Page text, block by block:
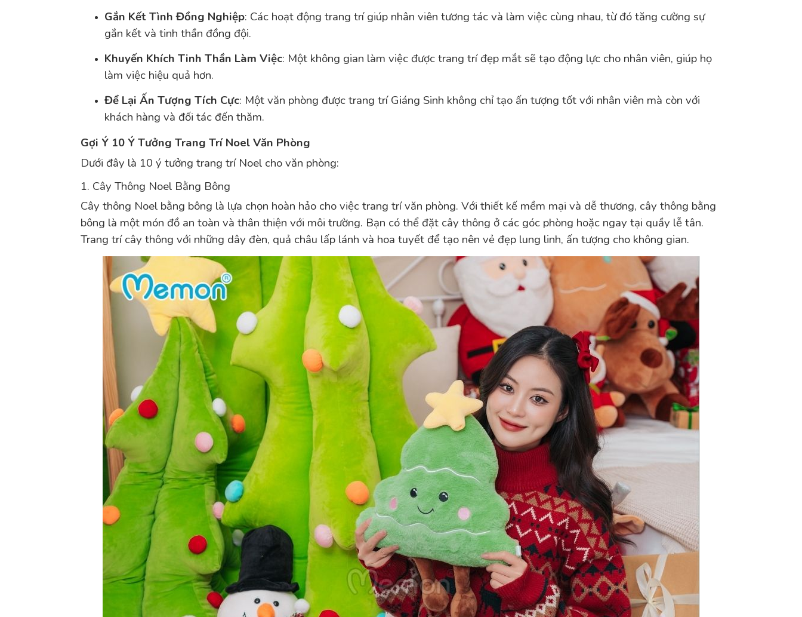
Gắn Kết Tình Đồng Nghiệp: Các hoạt động trang trí giúp nhân viên tương tác và làm việc cùng nhau, từ đó tăng cường sự
gắn kết và tinh thần đồng đội.
Khuyến Khích Tinh Thần Làm Việc: Một không gian làm việc được trang trí đẹp mắt sẽ tạo động lực cho nhân viên, giúp họ
làm việc hiệu quả hơn.
Để Lại Ấn Tượng Tích Cực: Một văn phòng được trang trí Giáng Sinh không chỉ tạo ấn tượng tốt với nhân viên mà còn với
khách hàng và đối tác đến thăm.
Gợi Ý 10 Ý Tưởng Trang Trí Noel Văn Phòng
Dưới đây là 10 ý tưởng trang trí Noel cho văn phòng:
1. Cây Thông Noel Bằng Bông
Cây thông Noel bằng bông là lựa chọn hoàn hảo cho việc trang trí văn phòng. Với thiết kế mềm mại và dễ thương, cây thông bằng
bông là một món đồ an toàn và thân thiện với môi trường. Bạn có thể đặt cây thông ở các góc phòng hoặc ngay tại quầy lễ tân.
Trang trí cây thông với những dây đèn, quả châu lấp lánh và hoa tuyết để tạo nên vẻ đẹp lung linh, ấn tượng cho không gian.